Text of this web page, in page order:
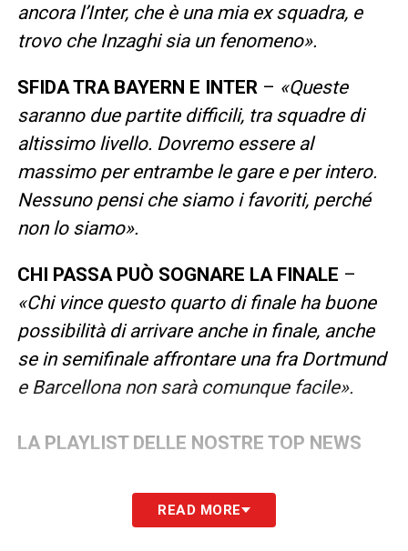
ancora l’Inter, che è una mia ex squadra, e
trovo che Inzaghi sia un fenomeno».
SFIDA TRA BAYERN E INTER – «Queste
saranno due partite difficili, tra squadre di
altissimo livello. Dovremo essere al
massimo per entrambe le gare e per intero.
Nessuno pensi che siamo i favoriti, perché
non lo siamo».
CHI PASSA PUÒ SOGNARE LA FINALE –
«Chi vince questo quarto di finale ha buone
possibilità di arrivare anche in finale, anche
se in semifinale affrontare una fra Dortmund
e Barcellona non sarà comunque facile».
LA PLAYLIST DELLE NOSTRE TOP NEWS
READ MORE